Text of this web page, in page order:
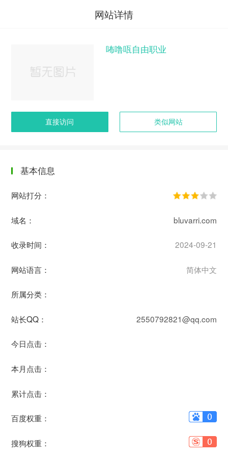
网站详情
咘噜咓自由职业
直接访问 类似网站
基本信息
网站打分：
域名： bluvarri.com
收录时间： 2024-09-21
网站语言： 简体中文
所属分类：
站长QQ： 2550792821@qq.com
今日点击：
本月点击：
累计点击：
百度权重：
搜狗权重：